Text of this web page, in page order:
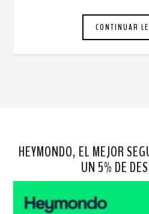
CONTINUAR
HEYMONDO, EL MEJOR
UN 5% DE